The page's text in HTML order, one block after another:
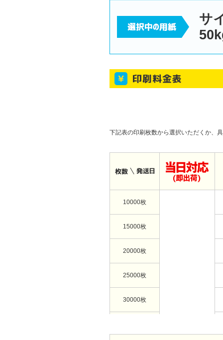
サ
下記表の印刷枚数から選択いただくか、
10000枚
15000枚
20000枚
25000枚
30000枚